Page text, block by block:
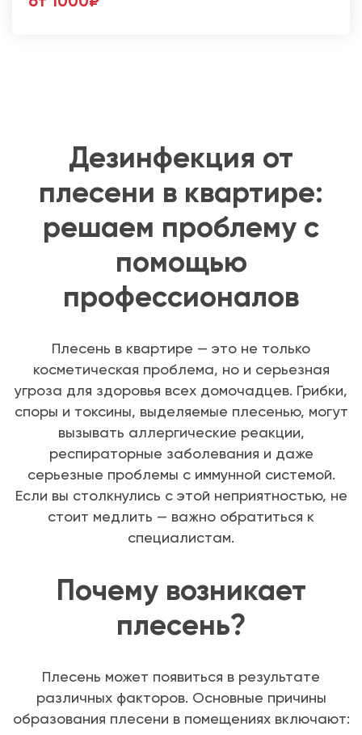
Дезинфекция от
плесени в квартире:
решаем проблему с
помощью
профессионалов
Плесень в квартире — это не только
косметическая проблема, но и серьезная
угроза для здоровья всех домочадцев. Грибки,
споры и токсины, выделяемые плесенью, могут
вызывать аллергические реакции,
респираторные заболевания и даже
серьезные проблемы с иммунной системой.
Если вы столкнулись с этой неприятностью, не
стоит медлить — важно обратиться к
специалистам.
Почему возникает
плесень?
Плесень может появиться в результате
различных факторов. Основные причины
образования плесени в помещениях включают: